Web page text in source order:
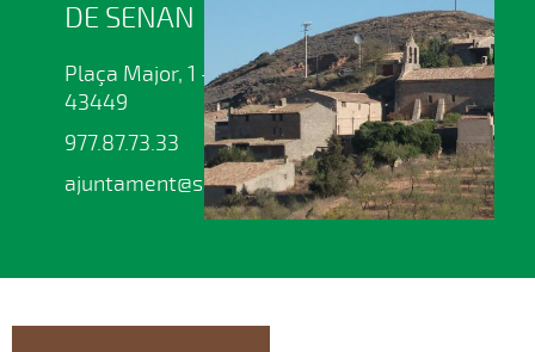
DE SENAN
Plaça Major, 1 -
43449
977.87.73.33
ajuntament@senan.cat